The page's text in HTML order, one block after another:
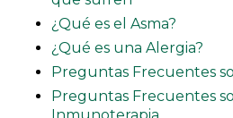
¿Qué es el Asma?
¿Qué es una Alergia?
Preguntas Frecuentes
Preguntas Frecuentes
Inmunoterapia